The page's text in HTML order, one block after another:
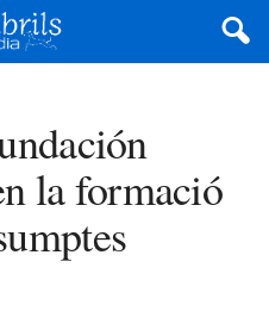
la formació